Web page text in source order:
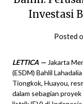
Investasi
Posted
LETTICA — Jakarta
(ESDM) Bahlil
Tiongkok, Huayou,
dalam sebagian